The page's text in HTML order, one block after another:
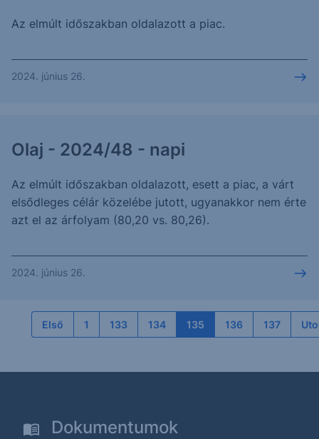
Az elmúlt időszakban oldalazott a piac.
2024. június 26.
Olaj - 2024/48 - napi
Az elmúlt időszakban oldalazott, esett a piac, a várt
elsődleges célár közelébe jutott, ugyanakkor nem érte
azt el az árfolyam (80,20 vs. 80,26).
2024. június 26.
Első 1 133 134 135 136 137
Dokumentumok